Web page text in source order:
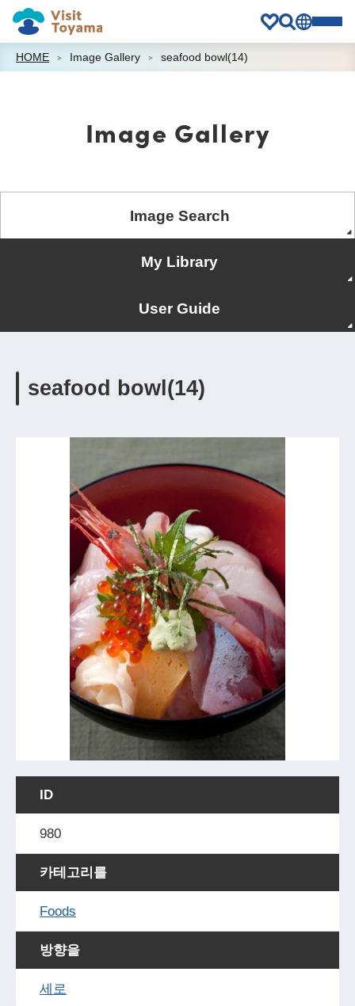
HOME Image Gallery seafood bowl(14)
Image Gallery
Image Search
My Library
User Guide
seafood bowl(14)
ID
980
카테고리를
Foods
방향을
세로